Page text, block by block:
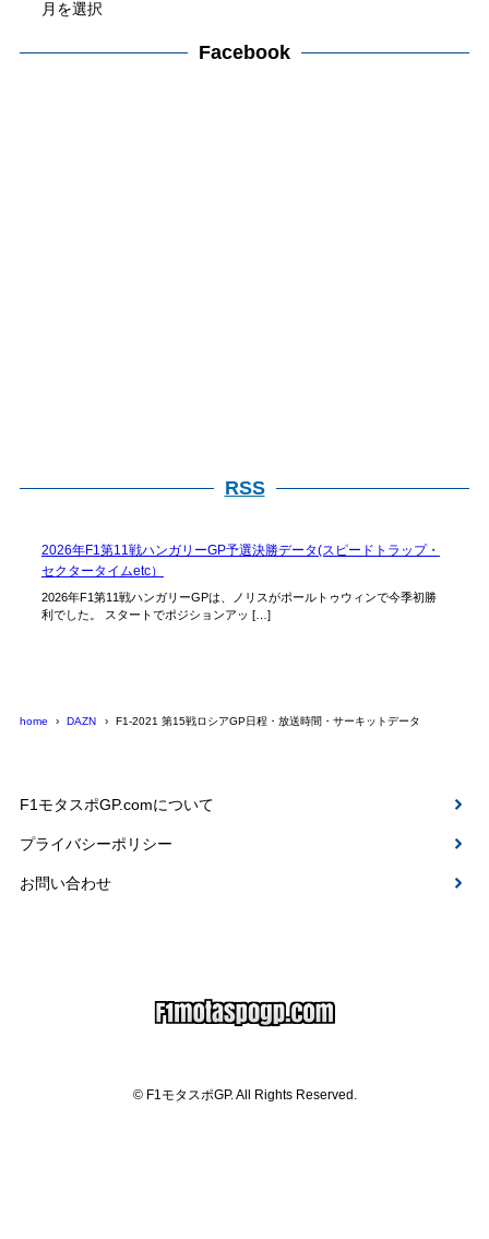
検
カ
Facebook
RSS
2026年F1第11戦ハンガリーGP予選決勝データ(スピードトラップ・
セクタータイムetc）
2026年F1第11戦ハンガリーGPは、ノリスがポールトゥウィンで今季初勝
利でした。 スタートでポジションアッ […]
home DAZN F1-2021 第15戦ロシアGP日程・放送時間・サーキットデータ
F1モタスポGP.comについて
プライバシーポリシー
お問い合わせ
© F1モタスポGP. All Rights Reserved.